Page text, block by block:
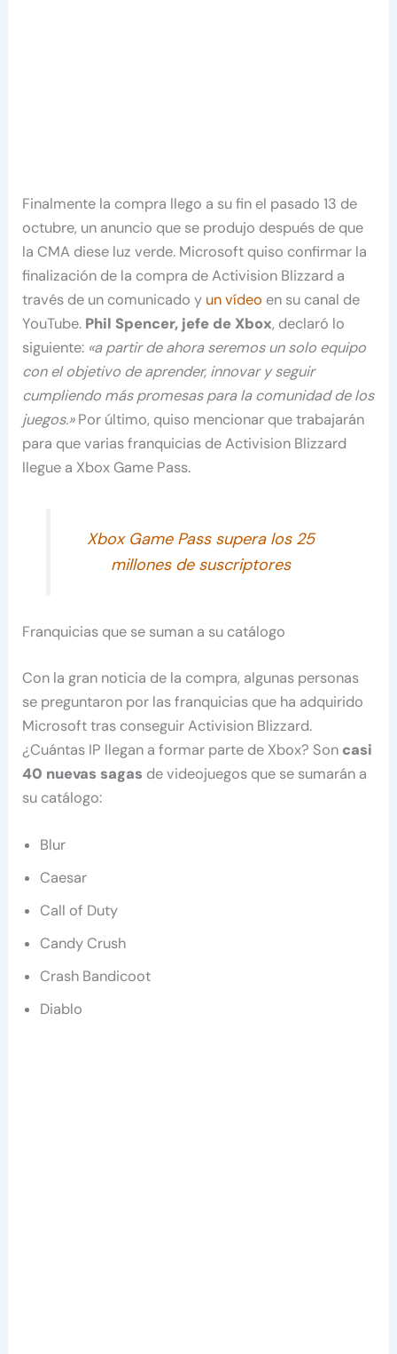
Finalmente la compra llego a su fin el pasado 13 de
octubre, un anuncio que se produjo después de que
la CMA diese luz verde. Microsoft quiso confirmar la
finalización de la compra de Activision Blizzard a
través de un comunicado y un vídeo en su canal de
YouTube. Phil Spencer, jefe de Xbox, declaró lo
siguiente: «a partir de ahora seremos un solo equipo
con el objetivo de aprender, innovar y seguir
cumpliendo más promesas para la comunidad de los
juegos.»Por último, quiso mencionar que trabajarán
para que varias franquicias de Activision Blizzard
llegue a Xbox Game Pass.
Xbox Game Pass supera los 25
millones de suscriptores
Franquicias que se suman a su catálogo
Con la gran noticia de la compra, algunas personas
se preguntaron por las franquicias que ha adquirido
Microsoft tras conseguir Activision Blizzard.
¿Cuántas IP llegan a formar parte de Xbox? Son casi
40 nuevas sagas de videojuegos que se sumarán a
su catálogo:
Blur
Caesar
Call of Duty
Candy Crush
Crash Bandicoot
Diablo